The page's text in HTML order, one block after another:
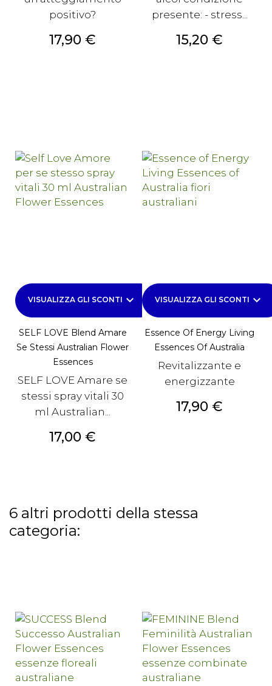
positivo?
Prezzo
17,90 €
presente: - stress...
Prezzo
15,20 €
VISUALIZZA GLI SCONTI keyboard_arrow_down
SELF LOVE Blend Amare
Se Stessi Australian Flower
Essences
SELF LOVE Amare se
stessi spray vitali 30
ml Australian...
Prezzo
17,00 €
VISUALIZZA GLI SCONTI keyboard_arrow_down
Essence Of Energy Living
Essences Of Australia
Revitalizzante e
energizzante
Prezzo
17,90 €
6 altri prodotti della stessa
categoria: